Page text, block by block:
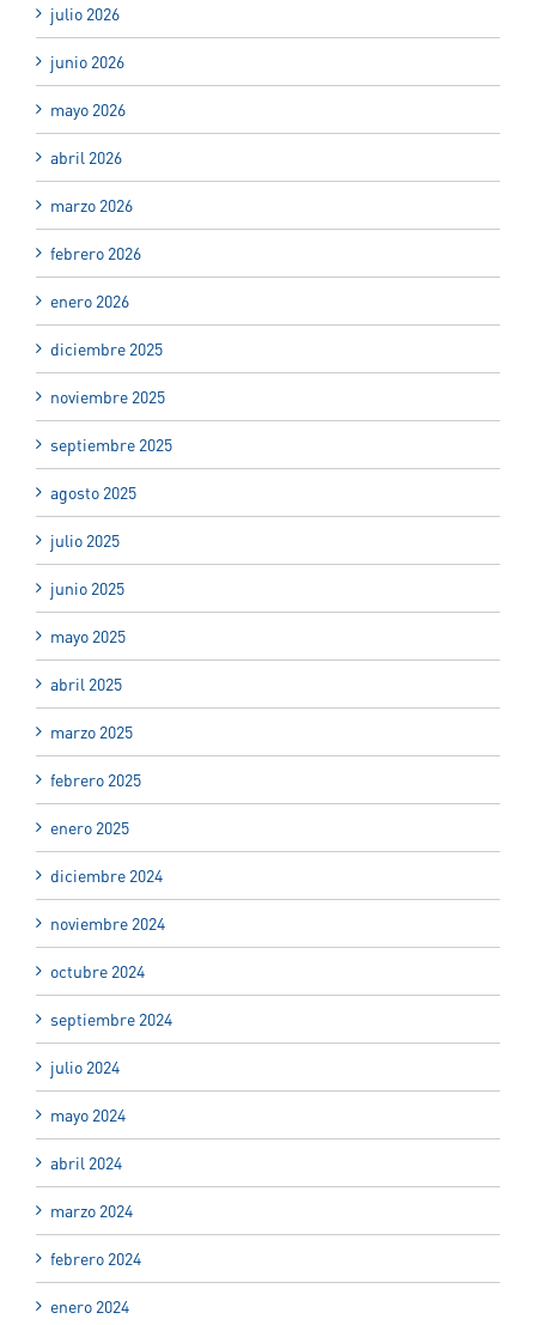
julio 2026
junio 2026
mayo 2026
abril 2026
marzo 2026
febrero 2026
enero 2026
diciembre 2025
noviembre 2025
septiembre 2025
agosto 2025
julio 2025
junio 2025
mayo 2025
abril 2025
marzo 2025
febrero 2025
enero 2025
diciembre 2024
noviembre 2024
octubre 2024
septiembre 2024
julio 2024
mayo 2024
abril 2024
marzo 2024
febrero 2024
enero 2024